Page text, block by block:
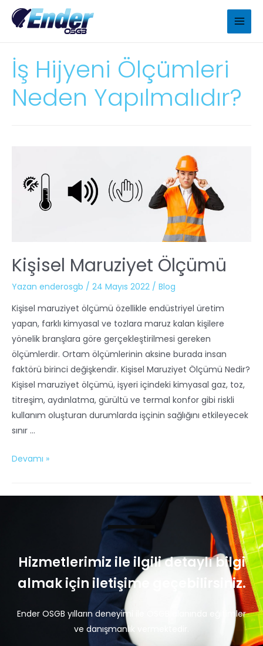
İş Hijyeni Ölçümleri
Neden Yapılmalıdır?
Kişisel Maruziyet Ölçümü
Yazan enderosgb / 24 Mayıs 2022 / Blog
Kişisel maruziyet ölçümü özellikle endüstriyel üretim
yapan, farklı kimyasal ve tozlara maruz kalan kişilere
yönelik branşlara göre gerçekleştirilmesi gereken
ölçümlerdir. Ortam ölçümlerinin aksine burada insan
faktörü birinci değişkendir. Kişisel Maruziyet Ölçümü Nedir?
Kişisel maruziyet ölçümü, işyeri içindeki kimyasal gaz, toz,
titreşim, aydınlatma, gürültü ve termal konfor gibi riskli
kullanım oluşturan durumlarda işçinin sağlığını etkileyecek
sınır …
Devamı »
Hizmetlerimiz ile ilgili detaylı bilgi
almak için iletişime geçebilirsiniz.
Ender OSGB yılların deneyimi ile OSGB alanında eğitimler
ve danışmanlık vermektedir.